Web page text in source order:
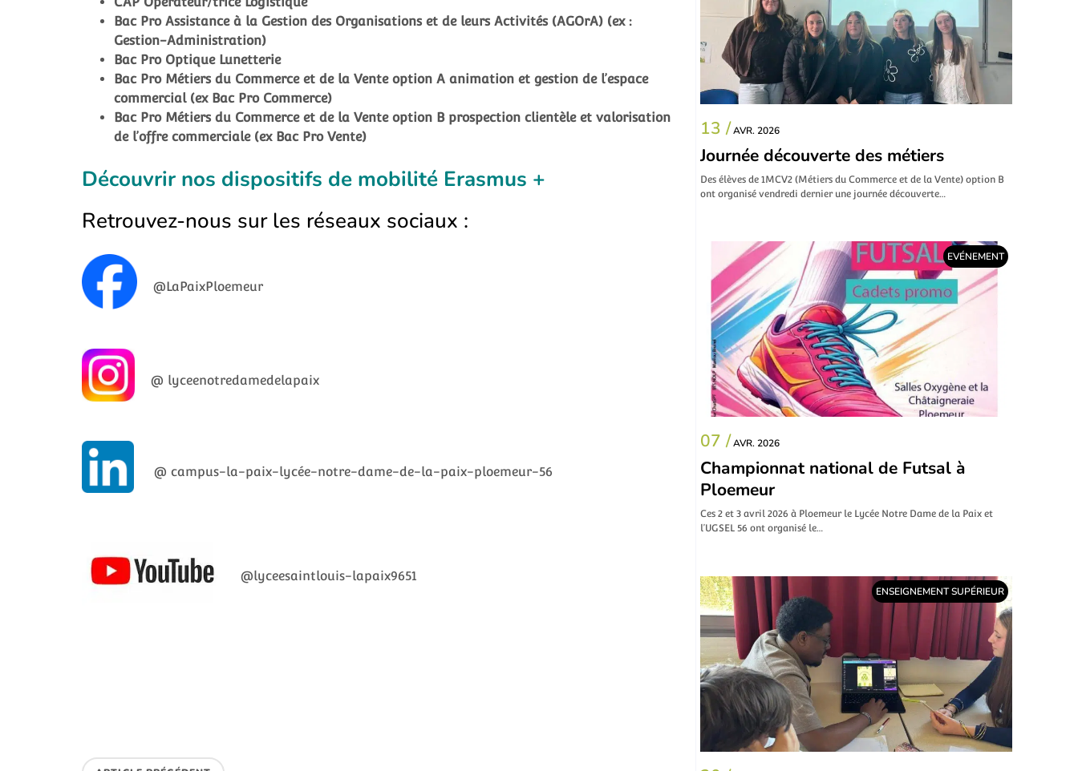
Bac Pro Assistance à la Gestion des Organisations et de leurs Activités (AGOrA) (ex :
Gestion-Administration)
Bac Pro Optique Lunetterie
Bac Pro Métiers du Commerce et de la Vente option A animation et gestion de l’espace
commercial (ex Bac Pro Commerce)
Bac Pro Métiers du Commerce et de la Vente option B prospection clientèle et valorisation
de l’offre commerciale (ex Bac Pro Vente)
Découvrir nos dispositifs de mobilité Erasmus +
Retrouvez-nous sur les réseaux sociaux :
@LaPaixPloemeur
@ lyceenotredamedelapaix
@ campus-la-paix-lycée-notre-dame-de-la-paix-ploemeur-56
@lyceesaintlouis-lapaix9651
13 /AVR. 2026
Journée découverte des métiers
Des élèves de 1MCV2 (Métiers du Commerce et de la Vente) option B
ont organisé vendredi dernier une journée découverte…
EVÉNEMENT
07 /AVR. 2026
Championnat national de Futsal à
Ploemeur
Ces 2 et 3 avril 2026 à Ploemeur le Lycée Notre Dame de la Paix et
l’UGSEL 56 ont organisé le…
ENSEIGNEMENT SUPÉRIEUR